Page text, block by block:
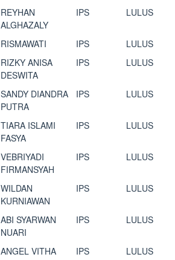
REYHAN
ALGHAZALY
IPS LULUS
RISMAWATI IPS
LULUS
RIZKY ANISA
DESWITA
IPS LULUS
SANDY DIANDRA
PUTRA
IPS LULUS
TIARA ISLAMI
FASYA
IPS LULUS
VEBRIYADI
FIRMANSYAH
IPS LULUS
WILDAN
KURNIAWAN
IPS LULUS
ABI SYARWAN
NUARI
IPS LULUS
ANGEL VITHA
IPS LULUS